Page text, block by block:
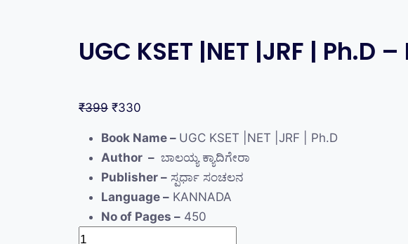
UGC KSET |NET |JRF | Ph.D
₹399 ₹330
Book Name – UGC KSET |NET |JRF | Ph.D
Author – ಬಾಲಯ್ಯ ಕ್ಯಾದಿಗೇರಾ
Publisher – ಸ್ಪರ್ಧಾ ಸಂಚಲನ
Language – KANNADA
No of Pages – 450